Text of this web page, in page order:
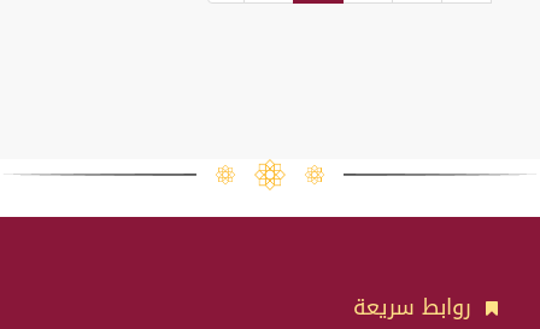
روابط سريعة